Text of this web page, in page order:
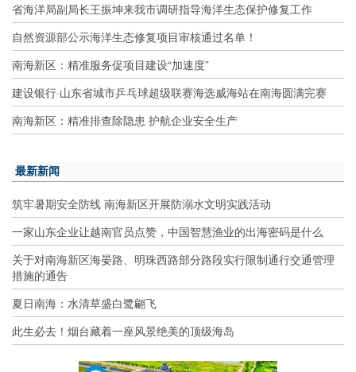
省海洋局副局长王振坤来我市调研指导海洋生态保护修复工作
自然资源部公示海洋生态修复项目审核通过名单！
南海新区：精准服务促项目建设“加速度”
建设银行·山东省城市乒乓球超级联赛海选威海站在南海圆满完赛
南海新区：精准排查除隐患 护航企业安全生产
最新新闻
筑牢暑期安全防线 南海新区开展防溺水文明实践活动
一家山东企业让越南官员点赞，中国智慧渔业的出海密码是什么
关于对南海新区海晏路、明珠西路部分路段实行限制通行交通管理
措施的通告
夏日南海：水清草盛白鹭翩飞
此生必去！烟台藏着一座风景绝美的顶级海岛